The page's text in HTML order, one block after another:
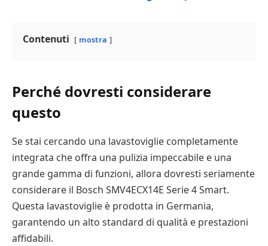
Contenuti mostra
Perché dovresti considerare
questo
Se stai cercando una lavastoviglie completamente
integrata che offra una pulizia impeccabile e una
grande gamma di funzioni, allora dovresti seriamente
considerare il Bosch SMV4ECX14E Serie 4 Smart.
Questa lavastoviglie è prodotta in Germania,
garantendo un alto standard di qualità e prestazioni
affidabili.